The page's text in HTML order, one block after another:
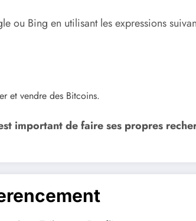
ou Bing en utilisant les expressions
et vendre des Bitcoins.
important de faire ses propres